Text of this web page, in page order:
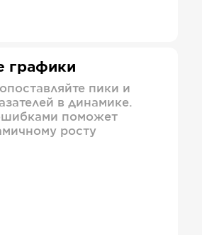
графики
пики и
в динамике.
поможет
росту